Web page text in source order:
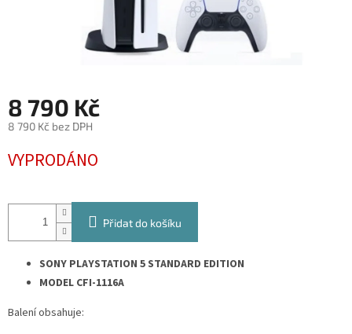
8 790 Kč
8 790 Kč bez DPH
cena:
VYPRODÁNO
Přidat do košíku
SONY PLAYSTATION 5 STANDARD EDITION
MODEL CFI-1116A
Balení obsahuje: